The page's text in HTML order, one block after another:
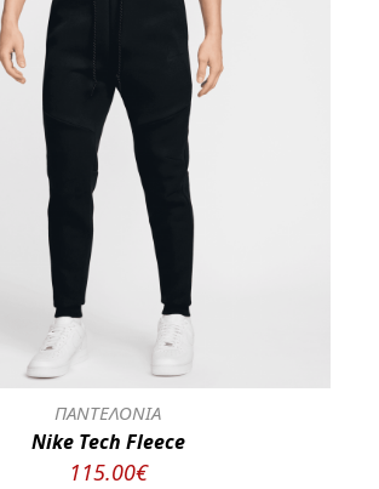
ΠΑΝΤΕΛΟΝΙΑ
Nike Tech Fleece
115.00€